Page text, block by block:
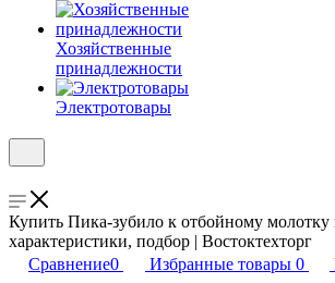
Хозяйственные
принадлежности
Электротовары
Купить Пика-зубило к отбойному
характеристики, подбор | Востоктехторг
Сравнение0 Избранные товары 0